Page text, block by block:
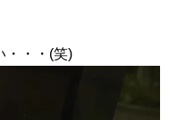
・・・(笑)